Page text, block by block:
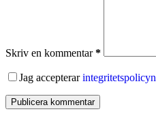
Skriv en kommentar*
Jag accepterarintegritetspolicyn
Publicera kommentar